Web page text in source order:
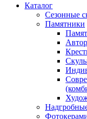
Каталог
Сезонные
Памятники